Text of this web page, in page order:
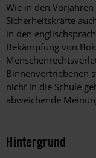
Wie in den
Sicherheitskräfte
in den
Bekämpfung von
Binnenvertriebenen
nicht in die Schule
abweichende
Hintergrund